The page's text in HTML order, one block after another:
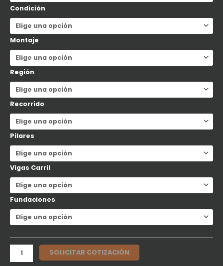
Condición
Montaje
Región
Recorrido
Pilares
Vigas Carril
Fundaciones
SOLICITAR COTIZACIÓN